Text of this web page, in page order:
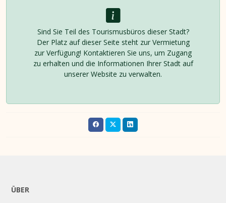
Sind Sie Teil des Tourismusbüros dieser Stadt?
Der Platz auf dieser Seite steht zur Vermietung
zur Verfügung! Kontaktieren Sie uns, um Zugang
zu erhalten und die Informationen Ihrer Stadt auf
unserer Website zu verwalten.
ÜBER